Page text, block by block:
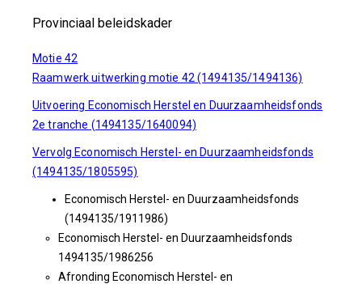
Provinciaal beleidskader
Motie 42
Raamwerk uitwerking motie 42 (1494135/1494136)
Uitvoering Economisch Herstel en Duurzaamheidsfonds
2e tranche (1494135/1640094)
Vervolg Economisch Herstel- en Duurzaamheidsfonds
(1494135/1805595)
Economisch Herstel- en Duurzaamheidsfonds
(1494135/1911986)
Economisch Herstel- en Duurzaamheidsfonds
1494135/1986256
Afronding Economisch Herstel- en